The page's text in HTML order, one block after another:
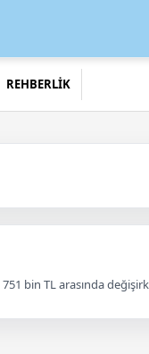
REHBERLİK
bin TL arasında